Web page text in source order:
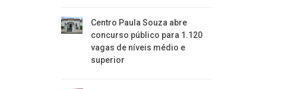
Centro Paula Souza abre
concurso público para 1.120
vagas de níveis médio e
superior